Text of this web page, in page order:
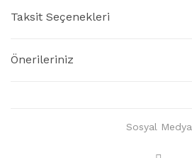
Taksit Seçenekleri
Önerileriniz
Sosyal Medya